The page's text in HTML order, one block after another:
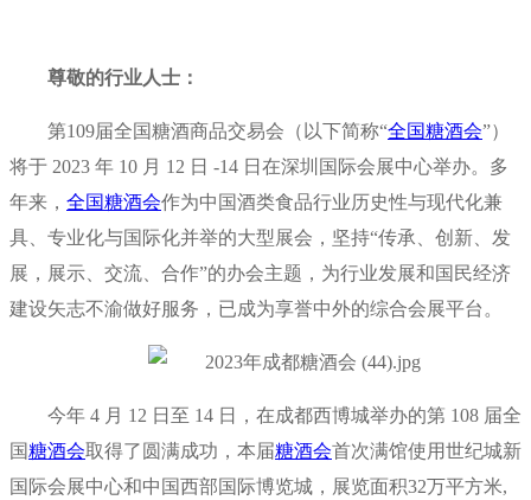
尊敬的行业人士：
第109届全国糖酒商品交易会（以下简称“全国糖酒会”）
将于 2023 年 10 月 12 日 -14 日在深圳国际会展中心举办。多
年来， 全国糖酒会作为中国酒类食品行业历史性与现代化兼
具、专业化与国际化并举的大型展会，坚持“传承、创新、发
展，展示、交流、合作”的办会主题，为行业发展和国民经济
建设矢志不渝做好服务，已成为享誉中外的综合会展平台。
今年 4 月 12 日至 14 日，在成都西博城举办的第 108 届全
国糖酒会取得了圆满成功，本届糖酒会首次满馆使用世纪城新
国际会展中心和中国西部国际博览城，展览面积32万平方米,